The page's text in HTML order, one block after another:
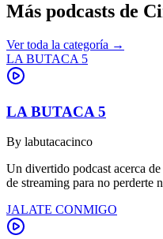
Más podcasts de
Ver toda la categoría →
LA BUTACA 5
LA BUTACA 5
By labutacacinco
Un divertido podcast acerca
de streaming para no perderte
JALATE CONMIGO